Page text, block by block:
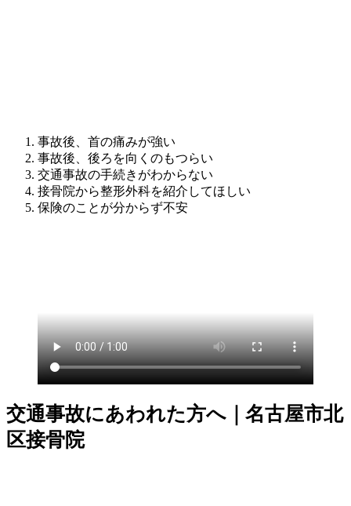
事故後、首の痛みが強い
事故後、後ろを向くのもつらい
交通事故の手続きがわからない
接骨院から整形外科を紹介してほしい
保険のことが分からず不安
交通事故にあわれた方へ｜名古屋市北
区接骨院